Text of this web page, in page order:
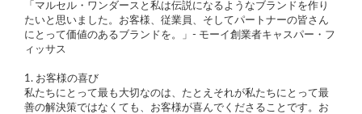
「マルセル・ワンダースと私は伝説になるようなブランドを作り
たいと思いました。お客様、従業員、そしてパートナーの皆さん
にとって価値のあるブランドを。」- モーイ創業者キャスパー・フ
ィッサス
1. お客様の喜び
私たちにとって最も大切なのは、たとえそれが私たちにとって最
善の解決策ではなくても、お客様が喜んでくださることです。お